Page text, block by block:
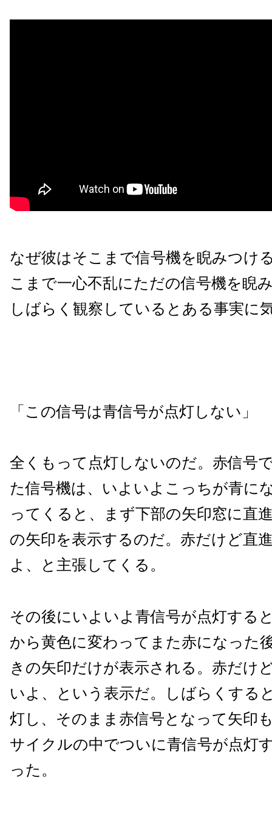
なぜ彼はそこまで信号機を睨みつけ
こまで一心不乱にただの信号機を睨
しばらく観察しているとある事実に
「この信号は青信号が点灯しない」
全くもって点灯しないのだ。赤信号
た信号機は、いよいよこっちが青に
ってくると、まず下部の矢印窓に直
の矢印を表示するのだ。赤だけど直
よ、と主張してくる。
その後にいよいよ青信号が点灯する
から黄色に変わってまた赤になった
きの矢印だけが表示される。赤だけ
いよ、という表示だ。しばらくする
灯し、そのまま赤信号となって矢印
サイクルの中でついに青信号が点灯
った。